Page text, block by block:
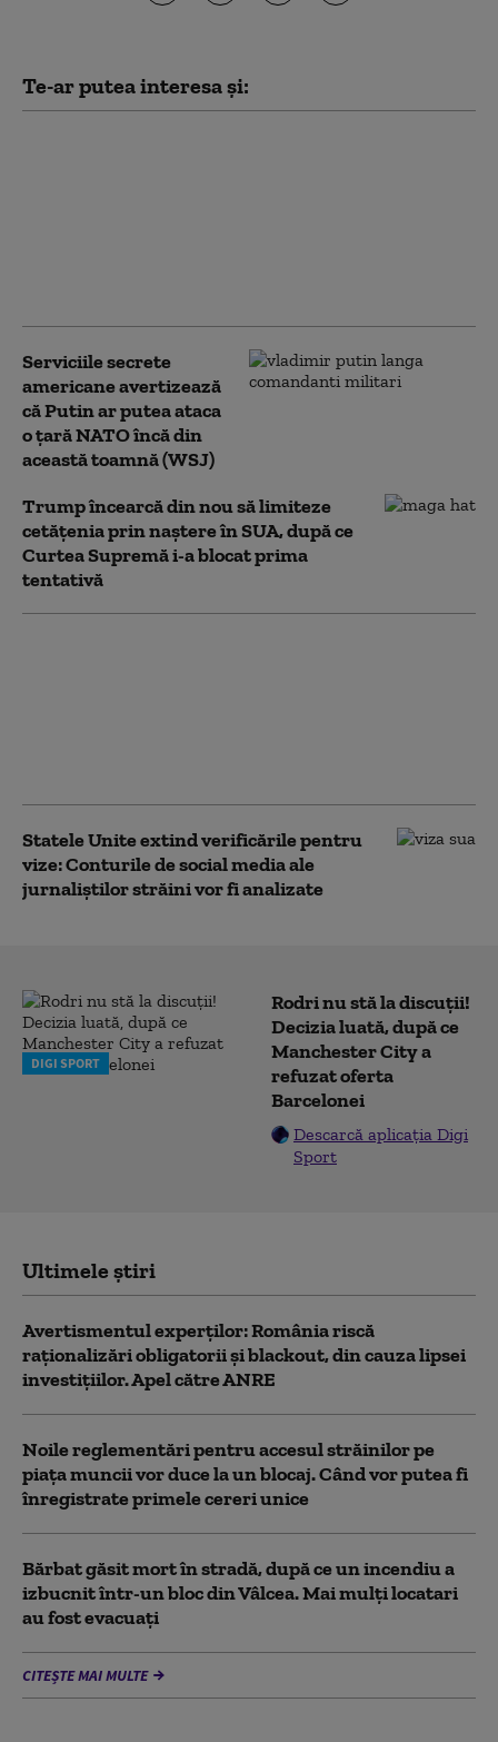
Te-ar putea interesa și:
Serviciile secrete
americane avertizează
că Putin ar putea ataca
o țară NATO încă din
această toamnă (WSJ)
Trump încearcă din nou să limiteze
cetățenia prin naștere în SUA, după ce
Curtea Supremă i-a blocat prima
tentativă
Statele Unite extind verificările pentru
vize: Conturile de social media ale
jurnaliștilor străini vor fi analizate
DIGI SPORT
Rodri nu stă la discuții!
Decizia luată, după ce
Manchester City a
refuzat oferta
Barcelonei
Descarcă aplicația Digi
Sport
Ultimele știri
Avertismentul experților: România riscă
raționalizări obligatorii și blackout, din cauza lipsei
investițiilor. Apel către ANRE
Noile reglementări pentru accesul străinilor pe
piaţa muncii vor duce la un blocaj. Când vor putea fi
înregistrate primele cereri unice
Bărbat găsit mort în stradă, după ce un incendiu a
izbucnit într-un bloc din Vâlcea. Mai mulți locatari
au fost evacuați
CITEȘTE MAI MULTE